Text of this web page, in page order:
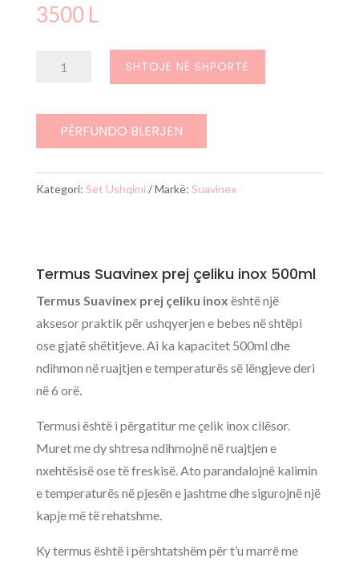
3500 L
celiku
inox,
500ml
SHTOJE NË SHPORTË
PËRFUNDO BLERJEN
Kategori: Set Ushqimi Markë: Suavinex
Termus Suavinex prej çeliku inox 500ml
Termus Suavinex prej çeliku inox është një
aksesor praktik për ushqyerjen e bebes në shtëpi
ose gjatë shëtitjeve. Ai ka kapacitet 500ml dhe
ndihmon në ruajtjen e temperaturës së lëngjeve deri
në 6 orë.
Termusi është i përgatitur me çelik inox cilësor.
Muret me dy shtresa ndihmojnë në ruajtjen e
nxehtësisë ose të freskisë. Ato parandalojnë kalimin
e temperaturës në pjesën e jashtme dhe sigurojnë një
kapje më të rehatshme.
Ky termus është i përshtatshëm për t’u marrë me